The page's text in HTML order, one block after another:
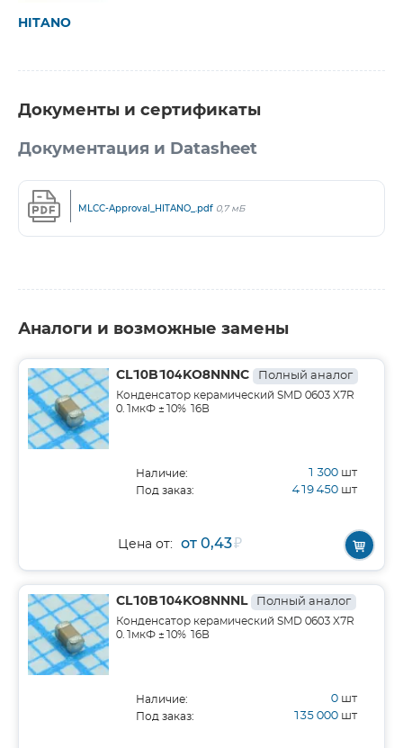
HITANO
Документы и сертификаты
Документация и Datasheet
MLCC-Approval_HITANO_.pdf 0,7 мБ
Аналоги и возможные замены
CL10B104KO8NNNC Полный аналог
Конденсатор керамический SMD 0603 X7R
0.1мкФ ±10% 16В
Наличие: 1 300 шт
Под заказ: 419 450 шт
Цена от: от 0,43₽
CL10B104KO8NNNL Полный аналог
Конденсатор керамический SMD 0603 X7R
0.1мкФ ±10% 16В
Наличие: 0 шт
Под заказ: 135 000 шт